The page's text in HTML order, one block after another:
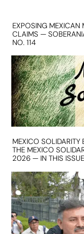
EXPOSING MEXICAN
CLAIMS —
NO. 114
MEXICO SOLIDARITY
THE MEXICO
2026 — IN THIS